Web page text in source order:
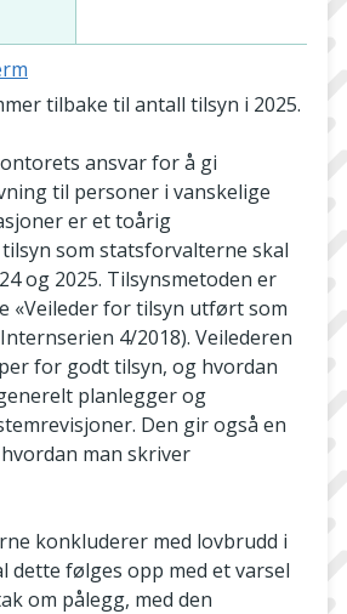
tilbake til antall tilsyn i 2025.
ansvar for å gi
til personer i vanskelige
er et toårig
som statsforvalterne skal
og 2025. Tilsynsmetoden er
«Veileder for tilsyn utført som
4/2018). Veilederen
for godt tilsyn, og hvordan
planlegger og
Den gir også en
man skriver
konkluderer med lovbrudd i
dette følges opp med et varsel
om pålegg, med den